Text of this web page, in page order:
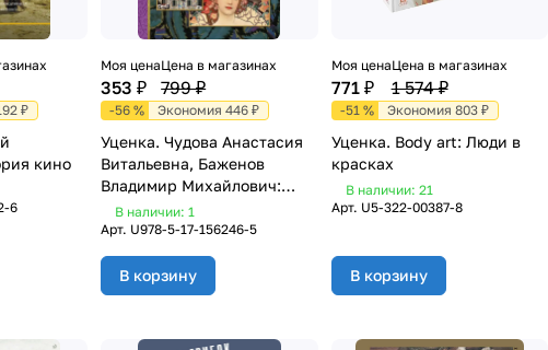
₽
кино
6
Моя цена
353 ₽
Цена в магазинах
799 ₽
-56 % Экономия 446 ₽
Уценка. Чудова Анастасия
Витальевна, Баженов
Владимир Михайлович:
Модерн: Климт, Муха, Гауди
В наличии: 1
Арт. U978-5-17-156246-5
В корзину
Моя цена
771 ₽
Цена в магазинах
1 574 ₽
-51 % Экономия 803 ₽
Уценка. Body art: Люди в
красках
В наличии: 21
Арт. U5-322-00387-8
В корзину